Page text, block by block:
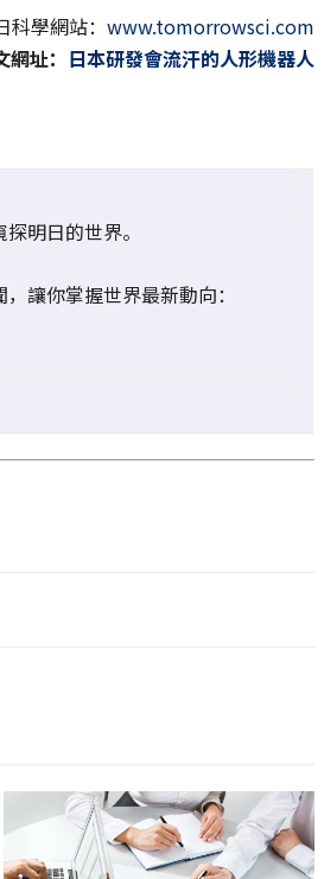
學網站： www.tomorrowsci.com
址： 日本研發會流汗的人形機器人
明日的世界。
讓你掌握世界最新動向：